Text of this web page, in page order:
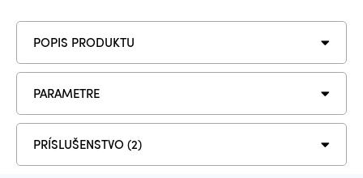
POPIS PRODUKTU
PARAMETRE
PRÍSLUŠENSTVO (2)